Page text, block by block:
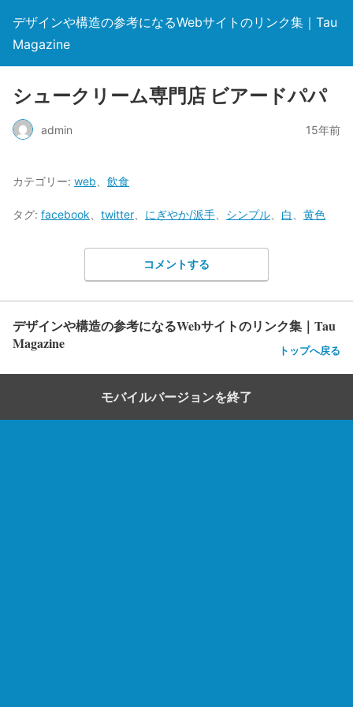
デザインや構造の参考になるWebサイトのリンク集｜Tau
Magazine
シュークリーム専門店 ビアードパパ
admin 15年前
カテゴリー: web 飲食
タグ: facebook twitter にぎやか/派手 シンプル 白 黄色
コメントする
デザインや構造の参考になるWebサイトのリンク集｜Tau
Magazine
トップへ戻る
モバイルバージョンを終了